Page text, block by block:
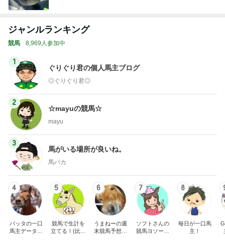
ジャンルランキング
競馬 8,969人参加中
1
ぐりぐり君の個人馬主ブログ
◎ぐりぐり君◎
2
☆mayuの競馬☆
mayu
3
馬がいる場所が良いね。
馬バカ
4
バッタの一口
馬主データ分
5
競馬で生計を
立てる！(比較
6
うまねーの週
末競馬予想ブ
7
ソフトさんの
競馬ヨソー！
8
毎日が一口馬
主！